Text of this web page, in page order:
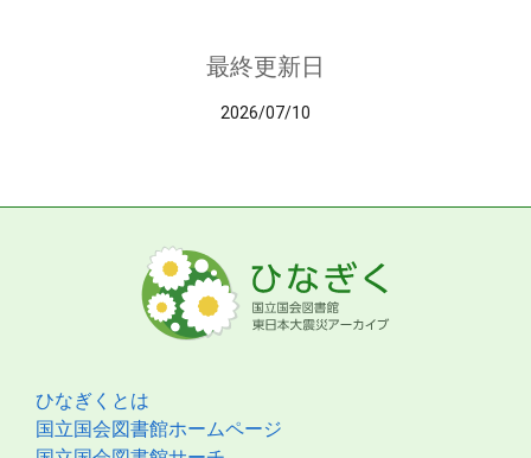
最終更新日
2026/07/10
ひなぎくとは
国立国会図書館ホームページ